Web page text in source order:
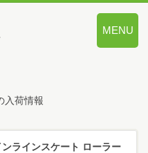
MENU
入荷情報
ンラインスケート ローラー